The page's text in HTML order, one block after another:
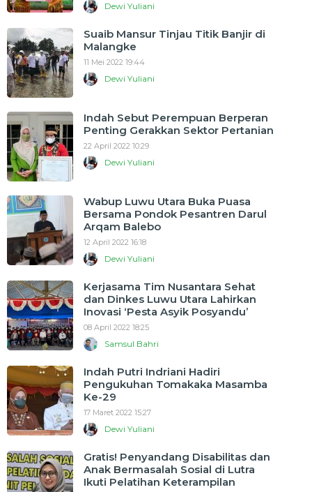
Dewi Yuliani
Suaib Mansur Tinjau Titik Banjir di
Malangke
11 Mei 2022 19:44
Dewi Yuliani
Indah Sebut Perempuan Berperan
Penting Gerakkan Sektor Pertanian
22 April 2022 10:29
Dewi Yuliani
Wabup Luwu Utara Buka Puasa
Bersama Pondok Pesantren Darul
Arqam Balebo
12 April 2022 16:18
Dewi Yuliani
Kerjasama Tim Nusantara Sehat
dan Dinkes Luwu Utara Lahirkan
Inovasi ‘Pesta Asyik Posyandu’
08 April 2022 18:25
Samsul Bahri
Indah Putri Indriani Hadiri
Pengukuhan Tomakaka Masamba
Ke-29
17 Maret 2022 15:27
Dewi Yuliani
Gratis! Penyandang Disabilitas dan
Anak Bermasalah Sosial di Lutra
Ikuti Pelatihan Keterampilan